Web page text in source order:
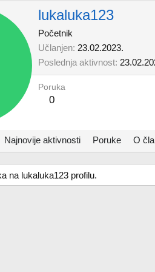
lukaluka123
Početnik
Učlanjen 23.02.2023.
Poslednja aktivnost
Poruka
0
Najnovije aktivnosti Poruke O
na lukaluka123 profilu.